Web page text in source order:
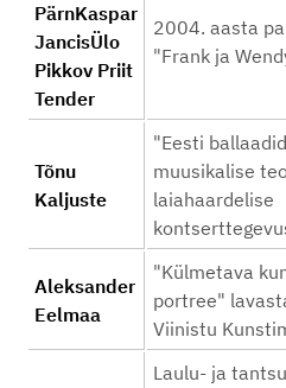
PärnKaspar
JancisÜlo
Pikkov Priit
Tender
2004. aasta
"Frank ja
Tõnu
Kaljuste
"Eesti
muusikalise
laiahaardelise
Aleksander
Eelmaa
"Külmetava
portree"
Viinistu
Laulu- ja